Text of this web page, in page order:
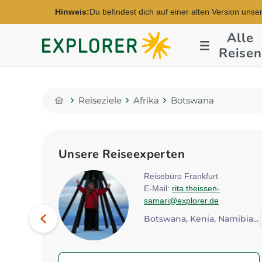
Hinweis:Du befindest dich auf einer alten Version
Explorer
Fernreisen
Alle
Reisen
Home
Reiseziele Afrika Botswana
Unsere Reiseexperten
Reisebüro Frankfurt
E-Mail: rita.theissen-
samari@explorer.de
Botswana, Kenia, Namibia...